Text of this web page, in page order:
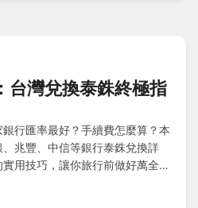
台灣兌換泰銖終極指
行匯率最好？手續費怎麼算？本
兆豐、中信等銀行泰銖兌換詳
用技巧，讓你旅行前做好萬全準